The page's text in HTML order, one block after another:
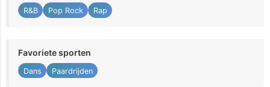
R&B Pop Rock Rap
Favoriete sporten
Dans Paardrijden